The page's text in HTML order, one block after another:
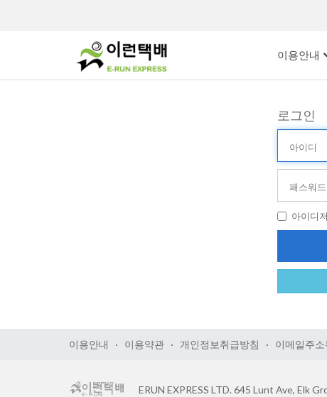
이용안내
로그인
디
비
호 아이디
이용안내 · 이용약관 · 개인정보취급방침 · 이메일주
ERUN EXPRESS LTD. 645 Lunt Ave, Elk